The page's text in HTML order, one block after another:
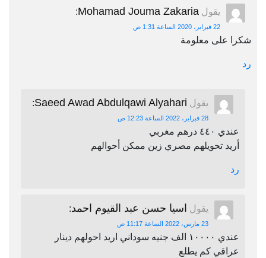
يقول Mohamad Jouma Zakaria
:
22 فبراير، 2020 الساعة 1:31 ص
شكرا على معلومة
رد
يقول Saeed Awad Abdulqawi Alyahari
:
28 فبراير، 2022 الساعة 12:23 ص
عندي ٤٤٠ درهم مغربي
أريد تحويلهم مصري زين ممكن أحوالهم
رد
يقول اسيا حسن عبد القيوم احمد:
23 مارس، 2022 الساعة 11:17 ص
عندي ١٠٠٠٠ الف جنيه سوداني اريد احولهم دينار
عراقي كم يطلع